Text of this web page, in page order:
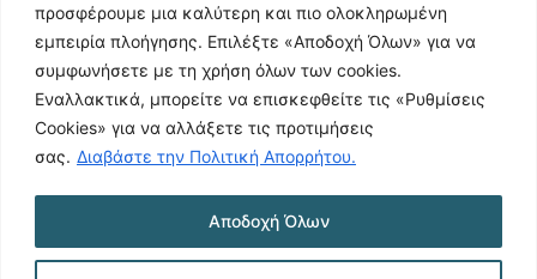
προσφέρουμε μια καλύτερη και πιο ολοκληρωμένη
εμπειρία πλοήγησης. Επιλέξτε «Αποδοχή Όλων» για να
συμφωνήσετε με τη χρήση όλων των cookies.
Εναλλακτικά, μπορείτε να επισκεφθείτε τις «Ρυθμίσεις
Cookies» για να αλλάξετε τις προτιμήσεις
σας. Διαβάστε την Πολιτική Απορρήτου.
Αποδοχή Όλων
ΑΚΟΛΟΥΘΗΣΕ ΜΑΣ
Όροι Χρήσης
Κατασκευή Ιστοσελίδας | Κοκοτίνης Δημήτριος